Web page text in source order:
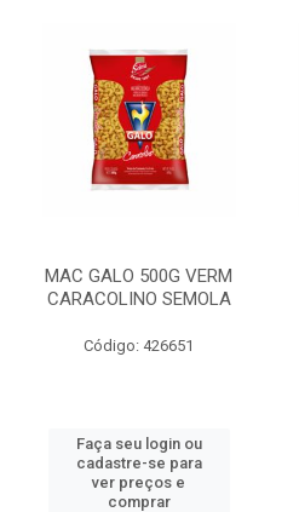
MAC GALO 500G VERM
CARACOLINO SEMOLA
Código: 426651
Faça seu login ou
cadastre-se para
ver preços e
comprar